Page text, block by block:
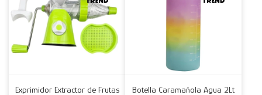
Exprimidor Extractor de Frutas
Botella Caramañola Agua 2Lt